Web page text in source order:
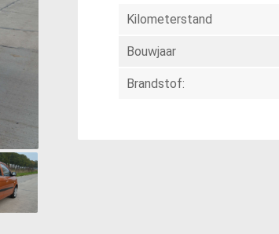
Kilometerstand
Bouwjaar
Brandstof: